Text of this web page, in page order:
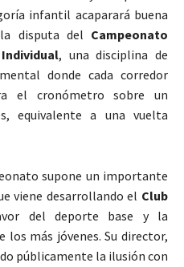
infantil acaparará buena
disputa del Campeonato
, una disciplina de
donde cada corredor
el cronómetro sobre un
equivalente a una vuelta
supone un importante
viene desarrollando el Club
del deporte base y la
más jóvenes. Su director,
públicamente la ilusión con